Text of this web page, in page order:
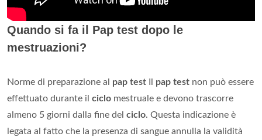
Quando si fa il Pap test dopo le
mestruazioni?
Norme di preparazione al pap test pap test non può essere
effettuato durante il ciclo mestruale e devono trascorre
almeno 5 giorni dalla fine del ciclo. Questa indicazione è
legata al fatto che la presenza di sangue annulla la validità